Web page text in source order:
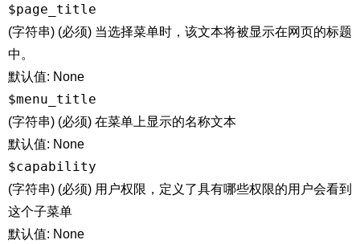
$page_title
(字符串) (必须) 当选择菜单时，该文本将被显示在网页的标题
中。
默认值: None
$menu_title
(字符串) (必须) 在菜单上显示的名称文本
默认值: None
$capability
(字符串) (必须) 用户权限，定义了具有哪些权限的用户会看到
这个子菜单
默认值: None